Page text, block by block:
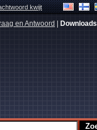
kwijt
en Antwoord Downloads